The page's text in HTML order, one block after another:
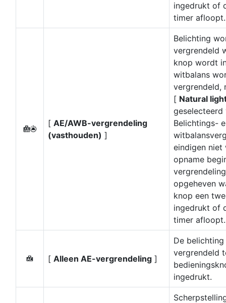
ingedrukt of
timer afloopt.
O
[ AE/AWB-vergrendeling
(vasthouden) ]
Belichting
vergrendeld
knop wordt
witbalans
[ Natural
Belichtings-
eindigen niet
opname
opgeheven
knop een
ingedrukt of
timer afloopt.
C [ Alleen AE-vergrendeling ]
De
vergrendeld
ingedrukt.